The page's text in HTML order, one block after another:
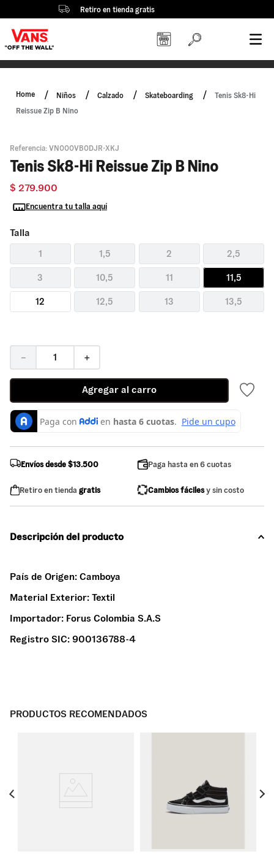
Retiro en tienda gratis
Niños Calzado Skateboarding
Tenis Sk8-Hi
Reissue Zip B Nino
Referencia: VN000VB0DJR-XKJ
Tenis Sk8-Hi Reissue Zip B Nino
$ 279.900
Encuentra tu talla aquí
Talla
1 1,5 2 2,5
3 10,5 11 11,5
12 12,5 13 13,5
＋
－
Agregar al carro
Envíos desde $13.500 Paga hasta en 6 cuotas
Retiro en tienda gratis Cambios fácilesy sin costo
Descripción del producto
País de Origen:Camboya
Material Exterior:Textil
Importador: Forus Colombia S.A.S
Registro SIC:900136788-4
PRODUCTOS RECOMENDADOS